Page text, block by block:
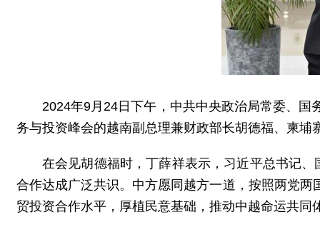
2024年9月24日下午，中共中央政治局常委、
务与投资峰会的越南副总理兼财政部长胡德福、柬
在会见胡德福时，丁薛祥表示，习近平总书记
合作达成广泛共识。中方愿同越方一道，按照两党
贸投资合作水平，厚植民意基础，推动中越命运共同